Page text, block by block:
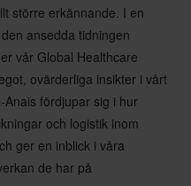
större erkännande. I en
ansedda tidningen
vår Global Healthcare
ovärderliga insikter i vårt
fördjupar sig i hur
och logistik inom
ger en inblick i våra
de har på